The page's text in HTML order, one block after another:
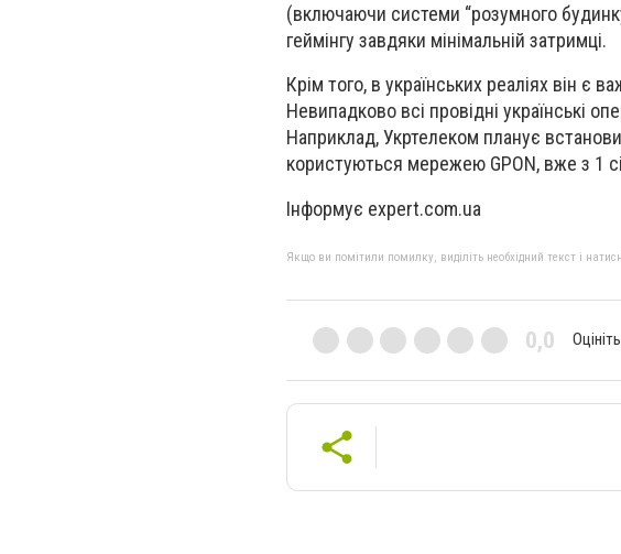
(включаючи системи “розумного
геймінгу завдяки мінімальній затримці.
Крім того, в українських реаліях він є
Невипадково всі провідні українські
Наприклад, Укртелеком планує
користуються мережею GPON, вже з 1
Інформує expert.com.ua
Якщо ви помітили помилку, виділіть необхідний текст і
0,0